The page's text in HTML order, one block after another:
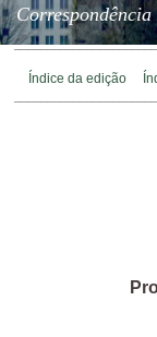
Índice da edição